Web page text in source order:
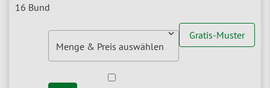
Gratis-Muster